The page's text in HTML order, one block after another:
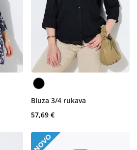
Bluza 3/4 rukava
57,69 €